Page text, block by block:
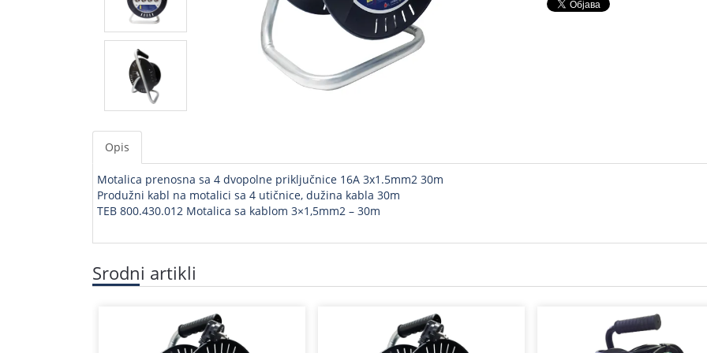
Opis
Motalica prenosna sa 4 dvopolne priključnice 16A 3x1.5mm2 30m
Produžni kabl na motalici sa 4 utičnice, dužina kabla 30m
TEB 800.430.012 Motalica sa kablom 3×1,5mm2 – 30m
Srodni artikli